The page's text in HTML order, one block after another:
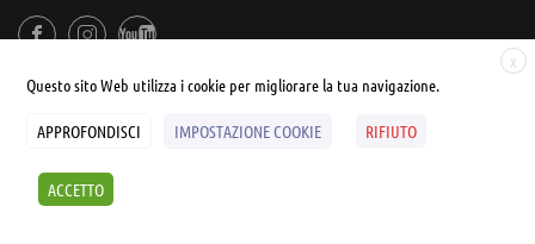
Sintesi e liberatorie
X
Questo sito Web utilizza i cookie per migliorare la tua navigazione.
APPROFONDISCI IMPOSTAZIONE COOKIE RIFIUTO
ACCETTO